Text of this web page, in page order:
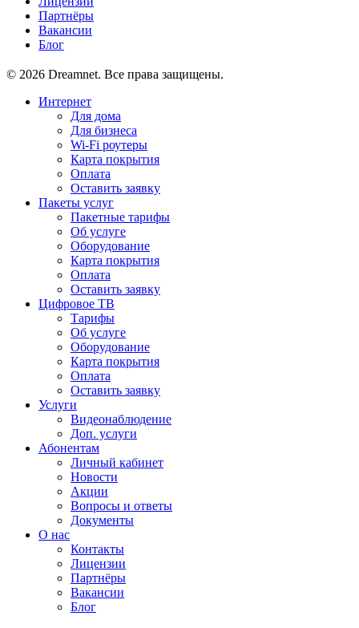
Партнёры
Вакансии
Блог
© 2026 Dreamnet. Все права защищены.
Интернет
Для дома
Для бизнеса
Wi-Fi роутеры
Карта покрытия
Оплата
Оставить заявку
Пакеты услуг
Пакетные тарифы
Об услуге
Оборудование
Карта покрытия
Оплата
Оставить заявку
Цифровое ТВ
Тарифы
Об услуге
Оборудование
Карта покрытия
Оплата
Оставить заявку
Услуги
Видеонаблюдение
Доп. услуги
Абонентам
Личный кабинет
Новости
Акции
Вопросы и ответы
Документы
О нас
Контакты
Лицензии
Партнёры
Вакансии
Блог